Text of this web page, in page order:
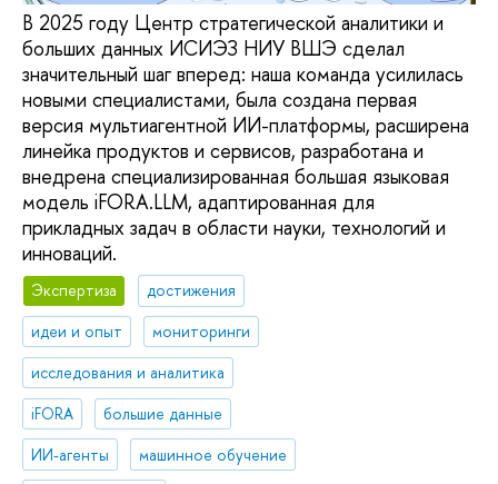
В 2025 году Центр стратегической аналитики и
больших данных ИСИЭЗ НИУ ВШЭ сделал
значительный шаг вперед: наша команда усилилась
новыми специалистами, была создана первая
версия мультиагентной ИИ-платформы, расширена
линейка продуктов и сервисов, разработана и
внедрена специализированная большая языковая
модель iFORA.LLM, адаптированная для
прикладных задач в области науки, технологий и
инноваций.
Экспертиза
достижения
идеи и опыт
мониторинги
исследования и аналитика
iFORA
большие данные
ИИ-агенты
машинное обучение